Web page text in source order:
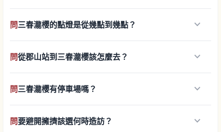
問三春瀧櫻的點燈是從幾點到幾點？ keyboard_arrow_down
問從郡山站到三春瀧櫻該怎麼去？ keyboard_arrow_down
問三春瀧櫻有停車場嗎？ keyboard_arrow_down
問要避開擁擠該選何時造訪？ keyboard_arrow_down